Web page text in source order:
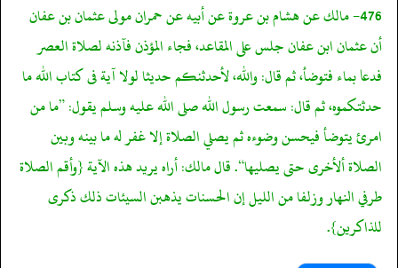
476- مالك عن هشام بن عروة عن أبيه عن حمران مولى عثمان بن عفان
أن عثمان ابن عفان جلس على المقاعد، فجاء المؤذن فآذنه لصلاة العصر
فدعا بماء فتوضأ، ثم قال: والله، لأحدثنكم حديثا لولا آية فى كتاب الله ما
حدثتكموه، ثم قال: سمعت رسول الله صلى الله عليه وسلم يقول: ”ما من
امرئ يتوضأ فيحسن وضوءه ثم يصلي الصلاة إلا غفر له ما بينه وبين
الصلاة ألأخرى حتى يصليها“. قال مالك: أراه يريد هذه الآية {وأقم الصلاة
طرفي النهار وزلفا من الليل إن الحسنات يذهبن السيئات ذلك ذكرى
للذاكرين}.